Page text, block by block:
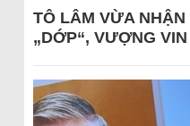
TÔ LÂM VỪA
„DỚP“, VƯỢNG